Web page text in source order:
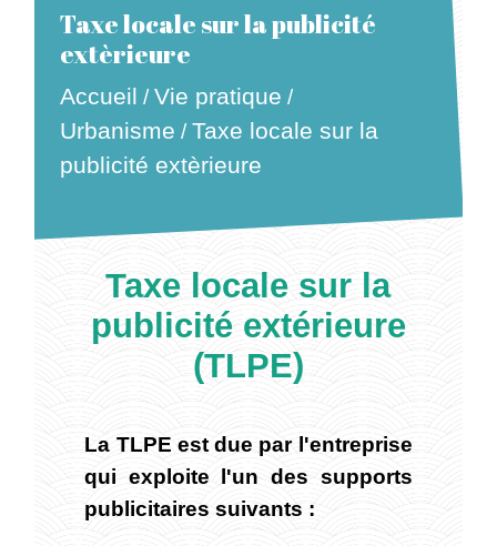
Taxe locale sur la publicité
extèrieure
Accueil /Vie pratique /
Urbanisme /Taxe locale sur la
publicité extèrieure
Taxe locale sur la
publicité extérieure
(TLPE)
La TLPE est due par l'entreprise
qui exploite l'un des supports
publicitaires suivants :